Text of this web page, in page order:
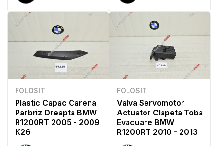
FOLOSIT
Plastic Capac Carena
Parbriz Dreapta BMW
R1200RT 2005 - 2009
K26
FOLOSIT
Valva Servomotor
Actuator Clapeta Toba
Evacuare BMW
R1200RT 2010 - 2013